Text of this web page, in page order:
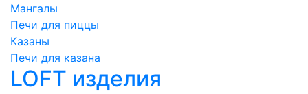
Мангалы
Печи для пиццы
Казаны
Печи для казана
LOFT изделия